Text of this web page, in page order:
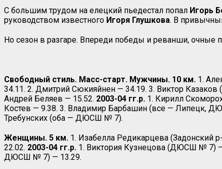
С большим трудом на елецкий пьедестал попал Игорь
руководством известного Игоря Глушкова. В
Но сезон в разгаре. Впереди победы и реванши, очные
Свободный стиль. Масс-старт. Мужчины. 10 км. 1.
34.11. 2. Дмитрий Сюкияйнен — 34.19. 3. Виктор
Андрей Беляев — 15.52. 2003-04 гг.р. 1. Кирилл
Костев — 9.38. 3. Владимир Барбашин (все — Липецк,
Требунских (оба — ДЮСШ № 7).
Женщины. 5 км. 1. Изабелла Редикарцева (Задонский
22.02. 2003-04 гг.р. 1. Виктория Кузнецова (ДЮСШ № 7)
ДЮСШ № 7) — 13.29.